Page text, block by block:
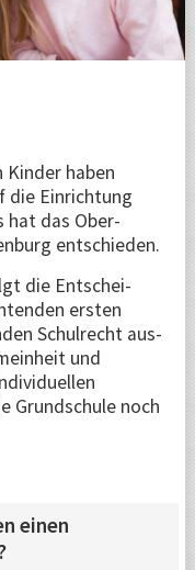
Kinder haben
die Ein­rich­tung
hat das Ober­
entschieden.
die Ent­schei­
ersten
Schul­recht aus­
und
Grunds­chule noch
einen